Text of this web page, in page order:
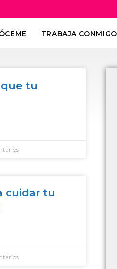
TRABAJA CONMIGO
que tu
cuidar tu